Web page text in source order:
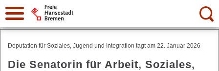
Suche:
Deputation für Soziales, Jugend und Integration tagt am 22. Januar 2026
Die Senatorin für Arbeit, Soziales,